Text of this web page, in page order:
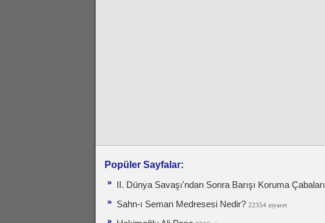
Popüler Sayfalar:
II. Dünya Savaşı'ndan Sonra Barışı Koruma Ça­baları
Sahn-ı Seman Medresesi Nedir? 22354 ziyaret